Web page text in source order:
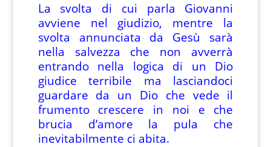
La svolta di cui parla Giovanni
avviene nel giudizio, mentre la
svolta annunciata da Gesù sarà
nella salvezza che non avverrà
entrando nella logica di un Dio
giudice terribile ma lasciandoci
guardare da un Dio che vede il
frumento crescere in noi e che
brucia d’amore la pula che
inevitabilmente ci abita.